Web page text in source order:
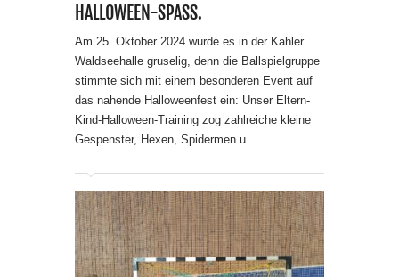
HALLOWEEN-SPASS.
Am 25. Oktober 2024 wurde es in der Kahler
Waldseehalle gruselig, denn die Ballspielgruppe
stimmte sich mit einem besonderen Event auf
das nahende Halloweenfest ein: Unser Eltern-
Kind-Halloween-Training zog zahlreiche kleine
Gespenster, Hexen, Spidermen u